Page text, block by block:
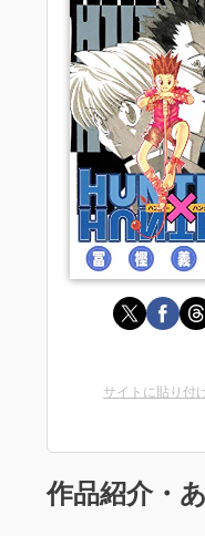
サイトに貼り付
作品紹介・